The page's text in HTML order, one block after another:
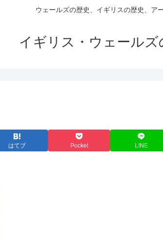
ウェールズの歴史、イギリスの歴史、ア
イギリス・ウェール
はてブ Pocket LINE